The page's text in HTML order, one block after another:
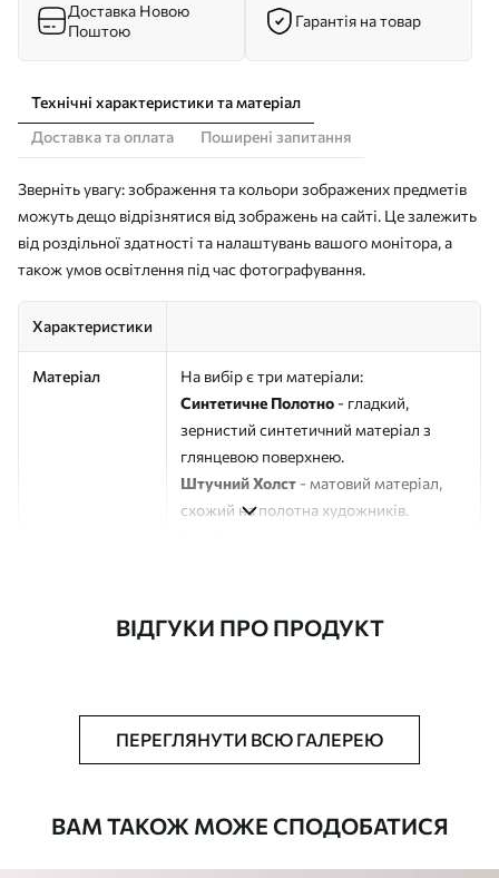
Доставка Новою
Поштою
Гарантія на товар
Технічні характеристики та матеріал
Доставка та оплата
Поширені запитання
Зверніть увагу: зображення та кольори зображених предметів
можуть дещо відрізнятися від зображень на сайті. Це залежить
від роздільної здатності та налаштувань вашого монітора, а
також умов освітлення під час фотографування.
Характеристики
Матеріал
На вибір є три матеріали:
Синтетичне Полотно - гладкий,
зернистий синтетичний матеріал з
глянцевою поверхнею.
Штучний Холст - матовий матеріал,
схожий на полотна художників.
Додатково Можна додати лакове покриття.
ВІДГУКИ ПРО ПРОДУКТ
ПЕРЕГЛЯНУТИ ВСЮ ГАЛЕРЕЮ
ВАМ ТАКОЖ МОЖЕ СПОДОБАТИСЯ